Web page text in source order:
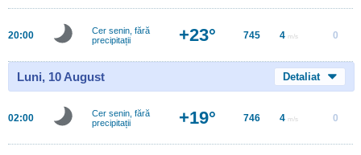
20:00
Cer senin, fără
precipitații
+23° 745 4 m/s 0
Luni, 10 August Detaliat
02:00
Cer senin, fără
precipitații
+19° 746 4 m/s 0